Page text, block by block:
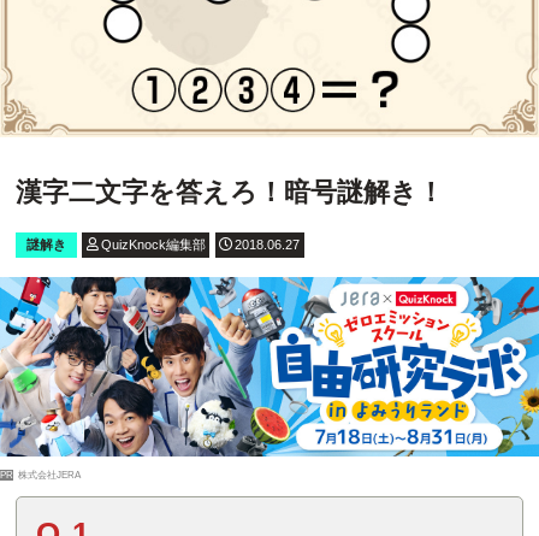
漢字二文字を答えろ！暗号謎解き！
謎解き QuizKnock編集部 2018.06.27
PR 株式会社JERA